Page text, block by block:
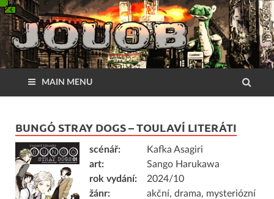
MAIN MENU
BUNGÓ STRAY DOGS – TOULAVÍ LITERÁTI
scénář:
Kafka Asagiri
art:
Sango Harukawa
rok vydání:
2024/10
žánr:
akční, drama, mysteriózní